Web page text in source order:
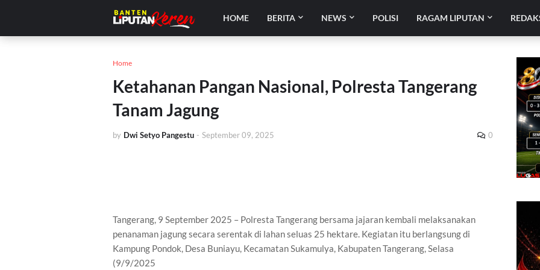
HOME BERITA NEWS POLISI RAGAM LIPUTAN
Home
Ketahanan Pangan Nasional, Polresta Tangerang
Tanam Jagung
by Dwi Setyo Pangestu - September 09, 2025 0
Tangerang, 9 September 2025 – Polresta Tangerang bersama jajaran kembali melaksanakan
penanaman jagung secara serentak di lahan seluas 25 hektare. Kegiatan itu berlangsung di
Kampung Pondok, Desa Buniayu, Kecamatan Sukamulya, Kabupaten Tangerang, Selasa
(9/9/2025